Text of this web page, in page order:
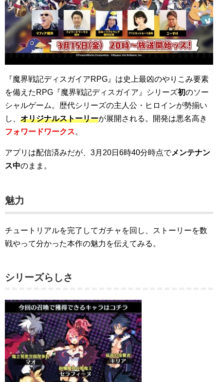
『魔界戦記ディスガイアRPG』は史上最凶のやりこみ要素
を備えたRPG『魔界戦記ディスガイア』シリーズ初のソー
シャルゲーム。歴代シリーズの主人公・ヒロインが勢揃い
し、 オリジナルストーリーが展開される。開発は悪名高き
フォワードワークス。
アプリは配信済みだが、3月20日6時40分時点でメンテナン
ス中のまま。
魅力
チュートリアルを完了してガチャを回し、ストーリーを数
戦やって分かった本作の魅力を伝えてみる。
シリーズらしさ